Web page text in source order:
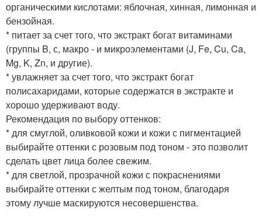
органическими кислотами: яблочная, хинная, лимонная и
бензойная.
* питает за счет того, что экстракт богат витаминами
(группы B, с, макро - и микроэлементами (J, Fe, Cu, Ca,
Mg, K, Zn, и другие).
* увлажняет за счет того, что экстракт богат
полисахаридами, которые содержатся в экстракте и
хорошо удерживают воду.
Рекомендация по выбору оттенков:
* для смуглой, оливковой кожи и кожи с пигментацией
выбирайте оттенки с розовым под тоном - это позволит
сделать цвет лица более свежим.
* для светлой, прозрачной кожи с покраснениями
выбирайте оттенки с желтым под тоном, благодаря
этому лучше маскируются несовершенства.